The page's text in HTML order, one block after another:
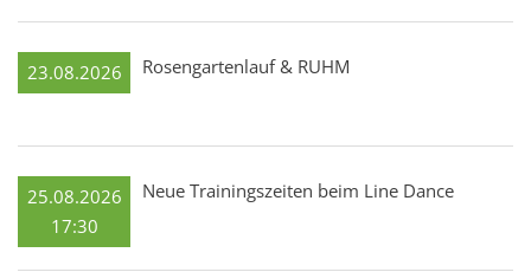
23.08.2026 Rosengartenlauf & RUHM
25.08.2026
17:30
Neue Trainingszeiten beim Line Dance